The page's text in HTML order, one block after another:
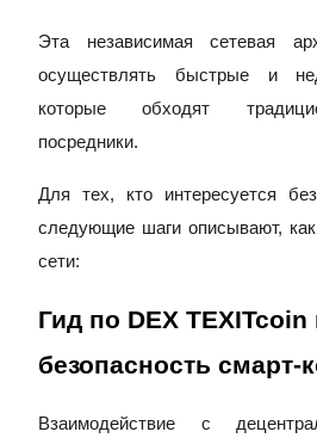
Гид
Руководство для начинающих
Торговые стратегии
Эта независимая сетевая
осуществлять быстрые и
которые обходят
посредники.
Для тех, кто интересуется
следующие шаги описывают, как
сети:
Гид по DEX TEXITcoin
безопасность смарт-
Взаимодействие с